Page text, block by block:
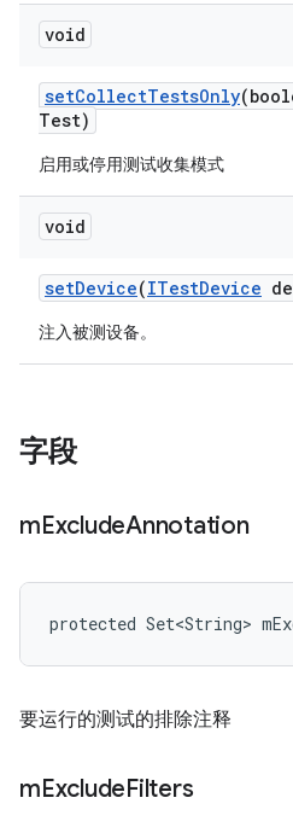
void
setCollectTestsOnly
Test)
启用或停用测试收集模式
void
setDevice(ITestDevice
注入被测设备。
字段
mExcludeAnnotation
protected Set<String>
要运行的测试的排除注释
mExcludeFilters